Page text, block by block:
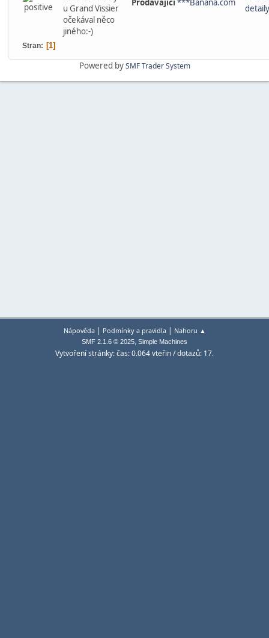
u Grand Vissier
očekával něco
jiného:-)
Prodávající***Banana.com
detaily
Stran 1
Powered bySMF Trader System
Nápověda| Podmínky a pravidla| Nahoru ▲
SMF 2.1.6 © 2025, Simple Machines
Vytvoření stránky: čas: 0.064 vteřin / dotazů: 17.